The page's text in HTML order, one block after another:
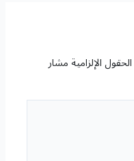
الحقول الإلزامية مشار